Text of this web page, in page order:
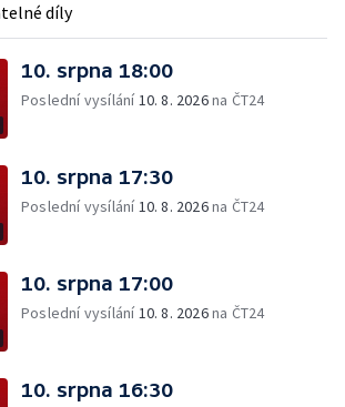
díly
10. srpna 18:00
Poslední vysílání10. 8. 2026na ČT24
10. srpna 17:30
Poslední vysílání10. 8. 2026na ČT24
10. srpna 17:00
Poslední vysílání10. 8. 2026na ČT24
10. srpna 16:30